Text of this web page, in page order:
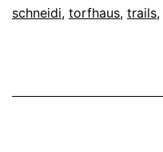
schneidi, torfhaus, trails,